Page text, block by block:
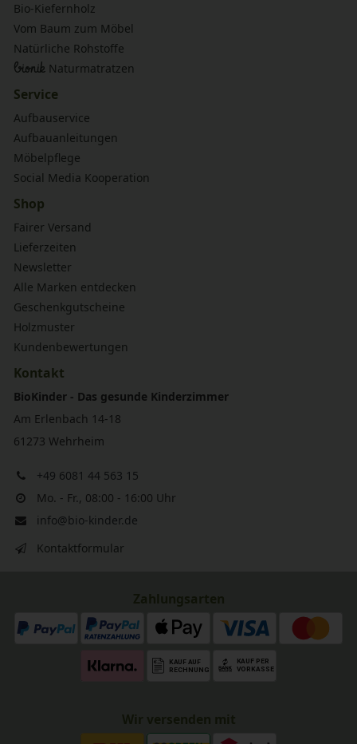
Bio-Kiefernholz
Vom Baum zum Möbel
Natürliche Rohstoffe
bionik Naturmatratzen
Service
Aufbauservice
Aufbauanleitungen
Möbelpflege
Social Media Kooperation
Shop
Fairer Versand
Lieferzeiten
Newsletter
Alle Marken entdecken
Geschenkgutscheine
Holzmuster
Kundenbewertungen
Kontakt
BioKinder - Das gesunde Kinderzimmer
Am Erlenbach 14-18
61273 Wehrheim
+49 6081 44 563 15
Mo. - Fr., 08:00 - 16:00 Uhr
info@bio-kinder.de
Kontaktformular
Zahlungsarten
Wir versenden mit